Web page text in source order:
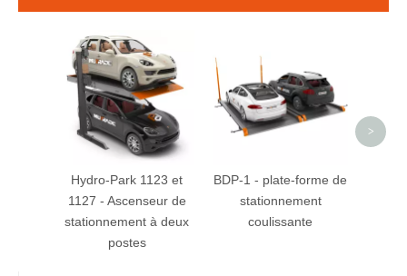
Hydro-Park 1123 et
1127 - Ascenseur de
stationnement à deux
postes
BDP-1 - plate-forme de
stationnement
coulissante
>